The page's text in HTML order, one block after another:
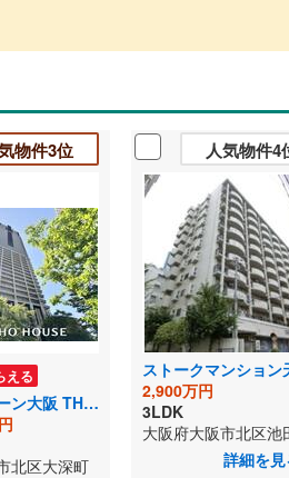
物件3位
える
グラングリーン大阪 THE NORTH RESIDENCE
北区大深町
人気物件4
ストークマンション
2,900万円
3LDK
大阪府大阪市北区池
詳細を見